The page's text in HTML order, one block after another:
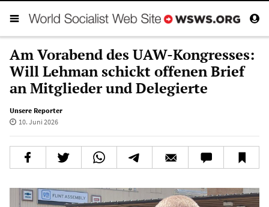
Am Vorabend des UAW-Kongresses:
Will Lehman schickt offenen Brief
an Mitglieder und Delegierte
Unsere Reporter
10. Juni 2026